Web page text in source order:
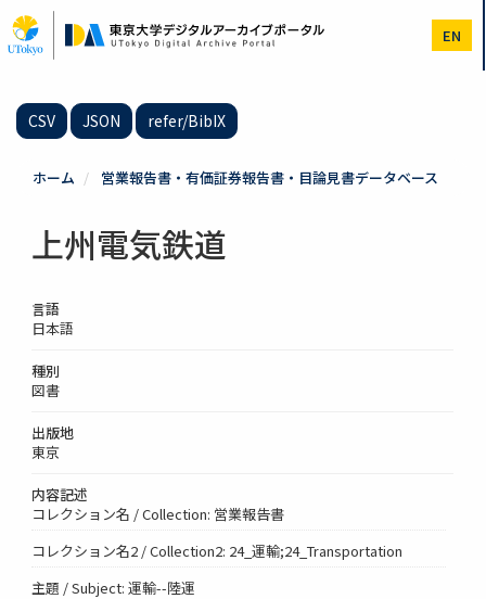
イ
ン
EN
CSV JSON refer/BibIX
ホーム 営業報告書・有価証券報告書・目論見書データベース
上州電気鉄道
言語
日本語
種別
図書
出版地
東京
内容記述
コレクション名 / Collection: 営業報告書
コレクション名2 / Collection2: 24_運輸;24_Transportation
主題 / Subject: 運輸--陸運